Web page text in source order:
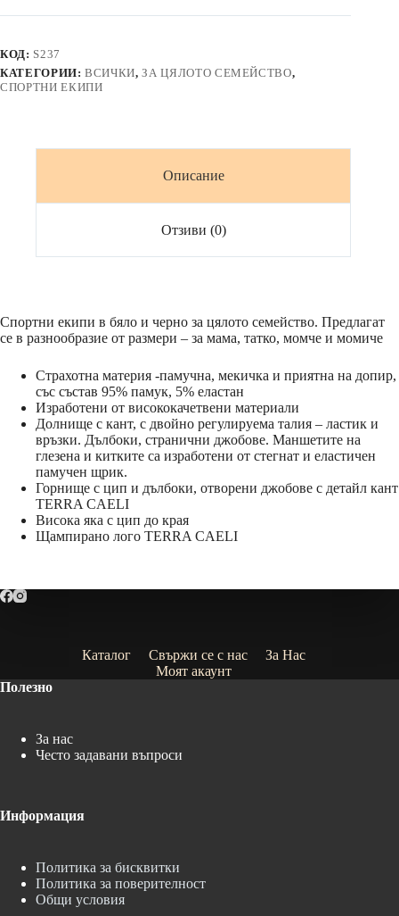
с
цип
в
бяло
КОД: S237
КАТЕГОРИИ:ВСИЧКИ,ЗА ЦЯЛОТО СЕМЕЙСТВО,
СПОРТНИ ЕКИПИ
Описание
Отзиви (0)
Спортни екипи в бяло и черно за цялото семейство. Предлагат
се в разнообразие от размери – за мама, татко, момче и момиче
Страхотна материя -памучна, мекичка и приятна на допир,
със състав 95% памук, 5% еластан
Изработени от висококачетвени материали
Долнище с кант, с двойно регулируема талия – ластик и
връзки. Дълбоки, странични джобове. Маншетите на
глезена и китките са изработени от стегнат и еластичен
памучен щрик.
Горнище с цип и дълбоки, отворени джобове с детайл кант
TERRA CAELI
Висока яка с цип до края
Щампирано лого TERRA CAELI
Каталог Свържи се с нас
За Нас
Моят акаунт
Полезно
За нас
Често задавани въпроси
Информация
Политика за бисквитки
Политика за поверителност
Общи условия